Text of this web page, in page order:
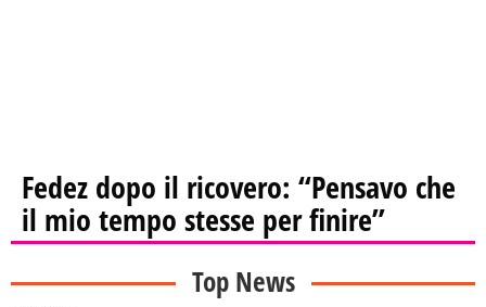
Fedez dopo il ricovero: “Pensavo che
il mio tempo stesse per finire”
Top News